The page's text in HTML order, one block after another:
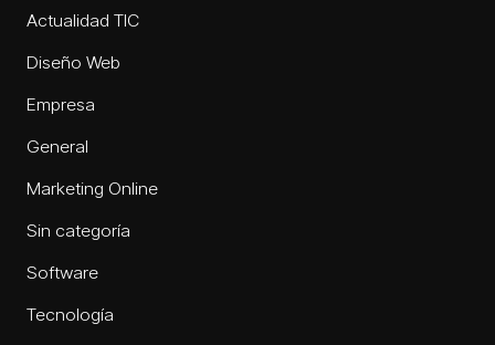
Actualidad TIC
Diseño Web
Empresa
General
Marketing Online
Sin categoría
Software
Tecnología